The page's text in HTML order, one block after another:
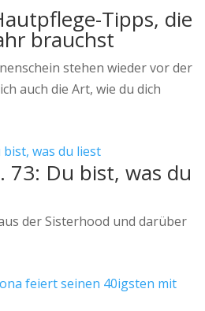
Tipps, die
brauchst
stehen wieder vor der
auch die Art, wie du dich
73: Du bist, was du
der Sisterhood und darüber